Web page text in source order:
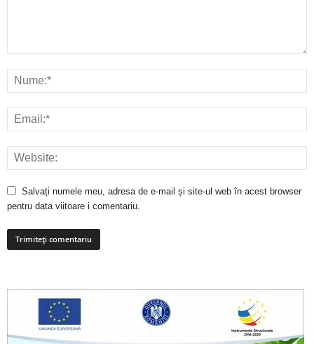
Salvați numele meu, adresa de e-mail și site-ul web în acest browser
pentru data viitoare i comentariu.